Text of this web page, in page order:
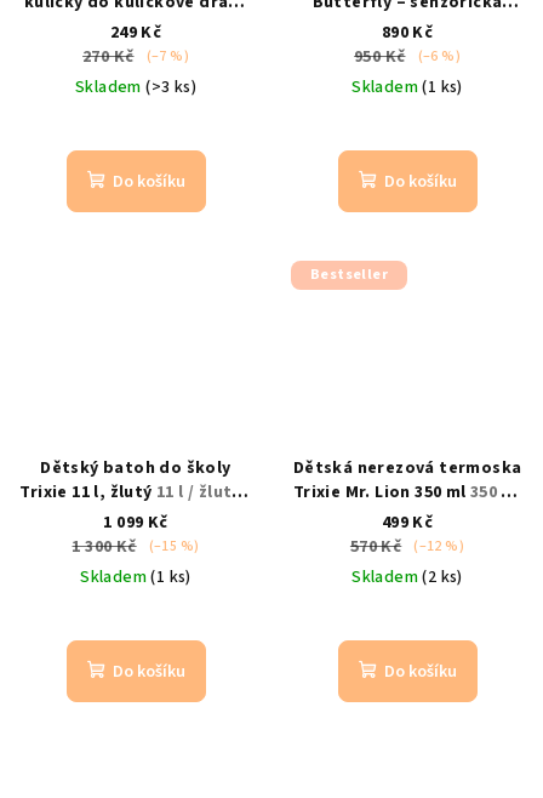
12 ks duhovéoriginální
příslušenství
249 Kč
270 Kč
(–7 %)
Skladem(>3 ks)
Do košíku
kniha pro miminka
motýlek / sensory
890 Kč
950 Kč
(–6 %)
Skladem(1 ks)
Do košíku
Dětský batoh do školy
Trixie 11 l, žlutý 11 l / žlutý /
lev
1 099 Kč
1 300 Kč
(–15 %)
Skladem(1 ks)
Do košíku
Bestseller
Dětská nerezová termoska
Trixie Mr. Lion 350 ml 350 ml
/ nerezová / Mr. Lion
499 Kč
570 Kč (–12 %)
Skladem(2 ks)
Do košíku